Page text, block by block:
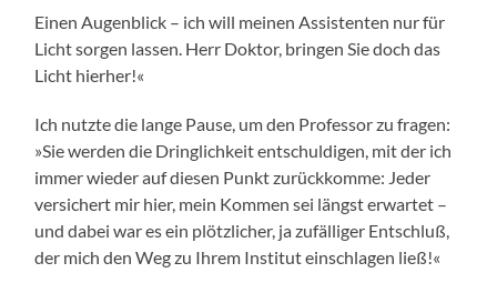
Einen Augenblick – ich will meinen Assistenten nur für
Licht sorgen lassen. Herr Doktor, bringen Sie doch das
Licht hierher!«
Ich nutzte die lange Pause, um den Professor zu fragen:
»Sie werden die Dringlichkeit entschuldigen, mit der ich
immer wieder auf diesen Punkt zurückkomme: Jeder
versichert mir hier, mein Kommen sei längst erwartet –
und dabei war es ein plötzlicher, ja zufälliger Entschluß,
der mich den Weg zu Ihrem Institut einschlagen ließ!«